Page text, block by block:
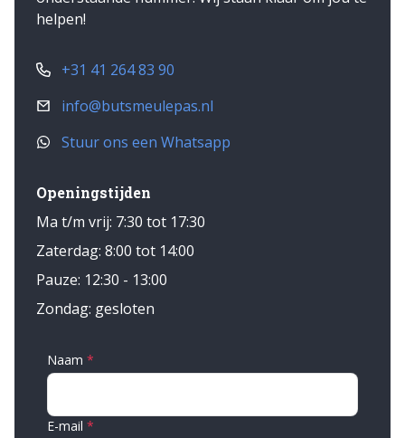
contact op met een van onze verkopers.
helpen!
+31 41 264 83 90
info@butsmeulepas.nl
Stuur ons een Whatsapp
Openingstijden
Ma t/m vrij: 7:30 tot 17:30
Zaterdag: 8:00 tot 14:00
Pauze: 12:30 - 13:00
Zondag: gesloten
Naam
E-mail